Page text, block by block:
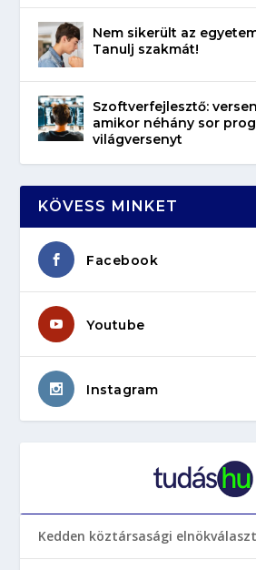
Nem sikerült az
Tanulj szakmát!
Szoftverfejlesztő:
amikor néhány sor
világversenyt
KÖVESS MINKET
Facebook
Youtube
Instagram
Kedden köztársasági